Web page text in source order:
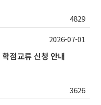
4829
점교류 신청 안내
3626
2026-07-01